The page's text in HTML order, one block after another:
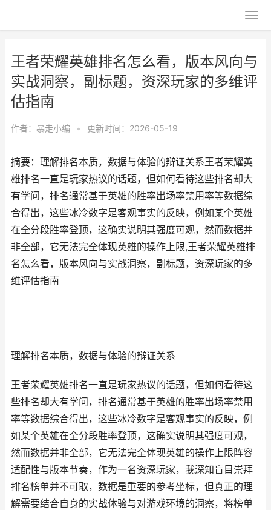
王者荣耀英雄排名怎么看，版本风向与
实战洞察，副标题，资深玩家的多维评
估指南
作者： 暴走小编 • 更新时间：2026-05-19
摘要：理解排名本质，数据与体验的辩证关系王者荣耀英
雄排名一直是玩家热议的话题，但如何看待这些排名却大
有学问，排名通常基于英雄的胜率出场率禁用率等数据综
合得出，这些冰冷数字是客观事实的反映，例如某个英雄
在全分段胜率登顶，这确实说明其强度可观，然而数据并
非全部，它无法完全体现英雄的操作上限,王者荣耀英雄排
名怎么看，版本风向与实战洞察，副标题，资深玩家的多
维评估指南
理解排名本质，数据与体验的辩证关系
王者荣耀英雄排名一直是玩家热议的话题，但如何看待这
些排名却大有学问，排名通常基于英雄的胜率出场率禁用
率等数据综合得出，这些冰冷数字是客观事实的反映，例
如某个英雄在全分段胜率登顶，这确实说明其强度可观，
然而数据并非全部，它无法完全体现英雄的操作上限阵容
适配性与版本节奏，作为一名资深玩家，我深知盲目崇拜
排名榜单并不可取，数据是重要的参考坐标，但真正的理
解需要结合自身的实战体验与对游戏环境的洞察，将榜单